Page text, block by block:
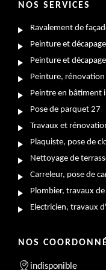
NOS SERVICES
Ravalement de
Peinture et
Peinture et
Peinture,
Peintre en bâtiment
Pose de parquet 27
Travaux et
Plaquiste, pose de
Nettoyage de
Carreleur, pose de
Plombier, travaux
Electricien, travaux
NOS
indisponible